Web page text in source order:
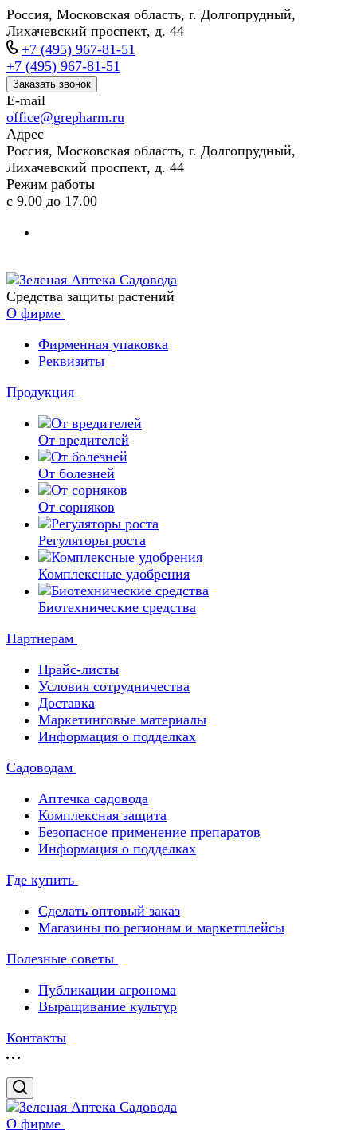
Россия, Московская область, г. Долгопрудный,
Лихачевский проспект, д. 44
+7 (495) 967-81-51
+7 (495) 967-81-51
Заказать звонок
E-mail
office@grepharm.ru
Адрес
Россия, Московская область, г. Долгопрудный,
Лихачевский проспект, д. 44
Режим работы
с 9.00 до 17.00
Средства защиты растений
О фирме
Фирменная упаковка
Реквизиты
Продукция
От вредителей
От болезней
От сорняков
Регуляторы роста
Комплексные удобрения
Биотехнические средства
Партнерам
Прайс-листы
Условия сотрудничества
Доставка
Маркетинговые материалы
Информация о подделках
Садоводам
Аптечка садовода
Комплексная защита
Безопасное применение препаратов
Информация о подделках
Где купить
Сделать оптовый заказ
Магазины по регионам и маркетплейсы
Полезные советы
Публикации агронома
Выращивание культур
Контакты
О фирме